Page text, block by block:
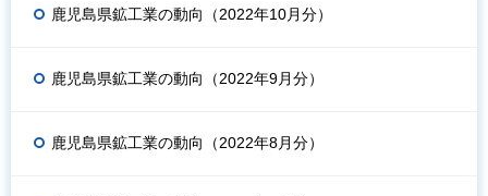
鹿児島県鉱工業の動向（2022年10月分）
鹿児島県鉱工業の動向（2022年9月分）
鹿児島県鉱工業の動向（2022年8月分）